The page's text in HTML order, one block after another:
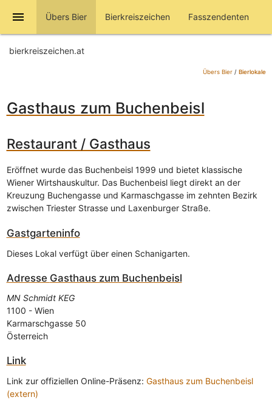
menu Übers Bier Bierkreiszeichen Fasszendenten
bierkreiszeichen.at
Übers Bier/ Bierlokale
Gasthaus zum Buchenbeisl
Restaurant / Gasthaus
Eröffnet wurde das Buchenbeisl 1999 und bietet klassische
Wiener Wirtshauskultur. Das Buchenbeisl liegt direkt an der
Kreuzung Buchengasse und Karmaschgasse im zehnten Bezirk
zwischen Triester Strasse und Laxenburger Straße.
Gastgarteninfo
Dieses Lokal verfügt über einen Schanigarten.
Adresse Gasthaus zum Buchenbeisl
MN Schmidt KEG
1100 - Wien
Karmarschgasse 50
Österreich
Link
Link zur offiziellen Online-Präsenz: Gasthaus zum Buchenbeisl
(extern)